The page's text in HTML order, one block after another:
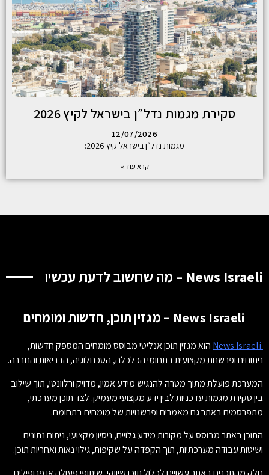
סקירת מגמות נדל״ן בישראל לקיץ 2026
12/07/2026
מגמות נדל״ן בישראל קיץ 2026:
קרא עוד »
News Israeli – מה שחשוב לדעת עכשיו
News Israeli – מגזין תוכן, חדשות ומומחים
הוא מגזין תוכן אנליטי מבוסס מומחים המספק חדשות,
ניתוחים ופרשנות מקצועית בתחומי הכלכלה, הטכנולוגיה, הבריאות והחברה.
המערכת פועלת מתוך מטרה להנגיש מידע אמין, מדויק ורלוונטי, תוך שילוב
בין סקירת מגמות עדכניות לבין ידע מקצועי מעמיק. לצד תוכן מערכתי,
מתפרסמים באתר גם מאמרים ופרשנויות של מומחים בתחומם.
התוכן באתר מבוסס על מקורות מידע גלויים, ניסיון מקצועי, ניתוח נתונים
ושיטות עבודה מערכתיות, תוך הקפדה על שקיפות, גילוי נאות ואחריות תוכן.